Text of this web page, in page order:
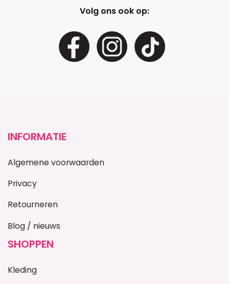
Volg ons ook op:
INFORMATIE
Algemene voorwaarden
Privacy
Retourneren
Blog / nieuws
SHOPPEN
Kleding